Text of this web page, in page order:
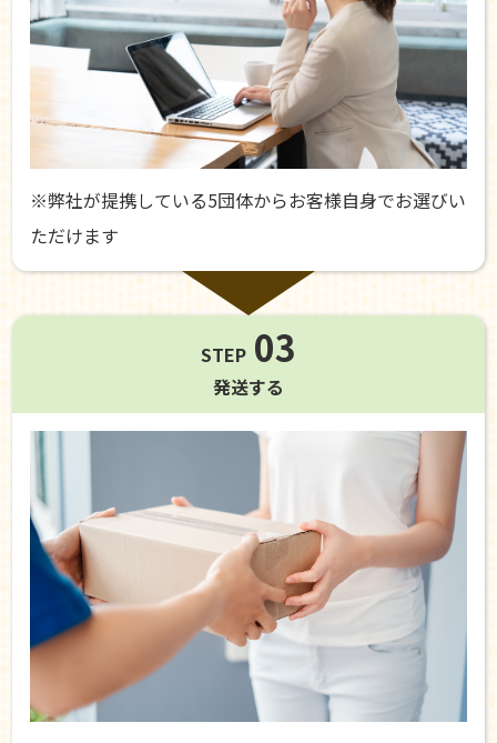
※弊社が提携している5団体からお客様自身でお選びい
ただけます
STEP 03
発送する